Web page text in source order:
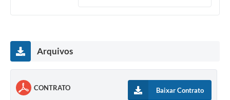
Arquivos
CONTRATO Baixar Contrato